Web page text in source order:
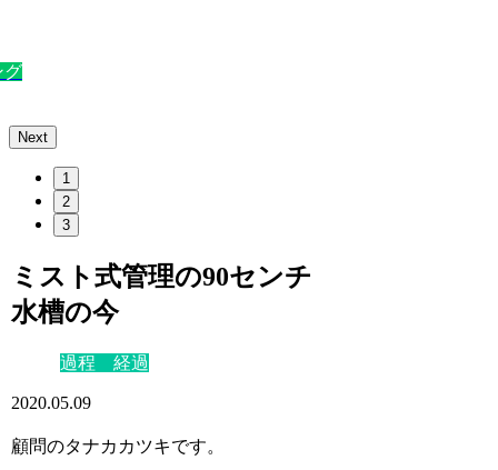
グ
Next
1
2
3
ミスト式管理の90センチ
水槽の今
過程 経過
2020.05.09
顧問のタナカカツキです。